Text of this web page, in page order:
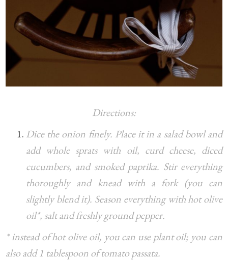
Directions:
Dice the onion finely. Place it in a salad bowl and
add whole sprats with oil, curd cheese, diced
cucumbers, and smoked paprika. Stir everything
thoroughly and knead with a fork (you can
slightly blend it). Season everything with hot olive
oil*, salt and freshly ground pepper.
* instead of hot olive oil, you can use plant oil; you can
also add 1 tablespoon of tomato passata.